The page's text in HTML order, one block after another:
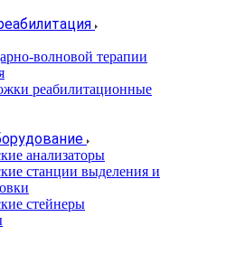
волновой терапии
реабилитационные
анализаторы
станции выделения и
стейнеры